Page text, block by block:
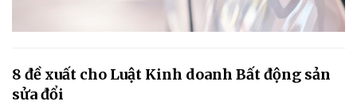
8 đề xuất cho Luật Kinh doanh Bất động sản
sửa đổi